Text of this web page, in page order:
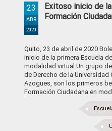
Exitoso inicio de
Formación
23
ABR
2020
Quito, 23 de abril de 2020
inicio de la primera Escuela
modalidad virtual Un grupo
de Derecho de la Universidad
Azogues, son los primeros
Formación Ciudadana en